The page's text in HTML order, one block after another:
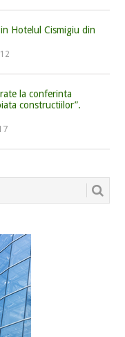
Hotelul Cismigiu din
la conferinta
constructiilor”.